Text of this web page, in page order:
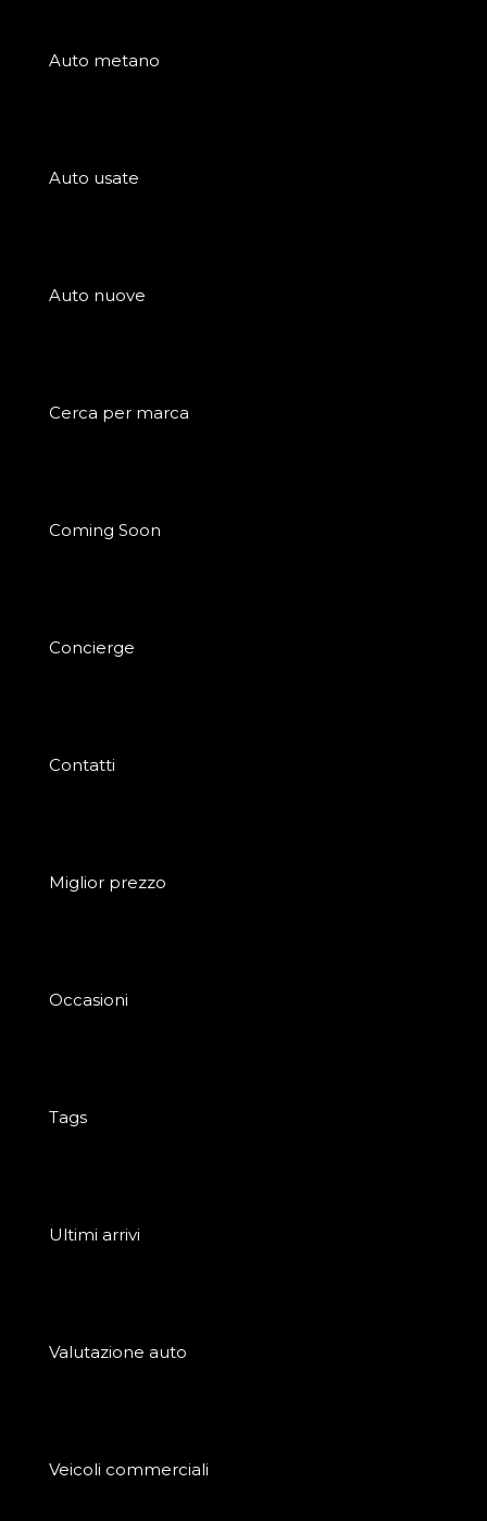
Auto metano
Auto usate
Auto nuove
Cerca per marca
Coming Soon
Concierge
Contatti
Miglior prezzo
Occasioni
Tags
Ultimi arrivi
Valutazione auto
Veicoli commerciali